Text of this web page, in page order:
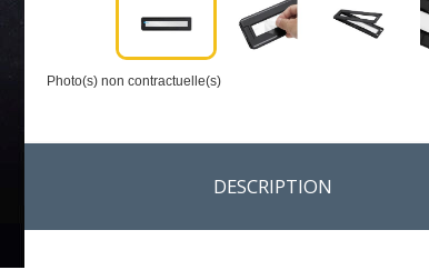
Photo(s) non contractuelle(s)
DESCRIPTION